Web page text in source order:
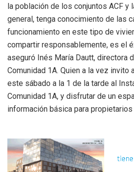
la población de los conjuntos ACF y
general, tenga conocimiento de las
funcionamiento en este tipo de
compartir responsablemente, es el
aseguró Inés María Dautt, directora
Comunidad 1A. Quien a la vez invito
este sábado a la 1 de la tarde al
Comunidad 1A, y disfrutar de un
información básica para propietarios